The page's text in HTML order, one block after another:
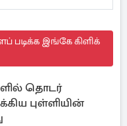
படிக்க இங்கே கிளிக்
தொடர்
புள்ளியின்